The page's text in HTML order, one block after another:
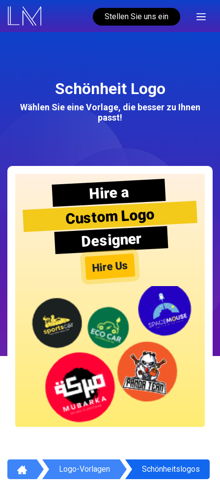
Stellen Sie uns ein
Schönheit Logo
Wählen Sie eine Vorlage, die besser zu Ihnen
passt!
Hire a
Custom Logo
Designer
Hire Us
Logo-Vorlagen Schönheitslogos